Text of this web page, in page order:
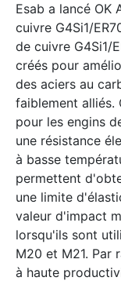
Esab a lancé OK
cuivre G4Si1/
de cuivre G4Si1/
créés pour
des aciers au
faiblement alliés.
pour les engins
une résistance
à basse
permettent
une limite
valeur d'impact
lorsqu'ils sont
M20 et M21. Par
à haute